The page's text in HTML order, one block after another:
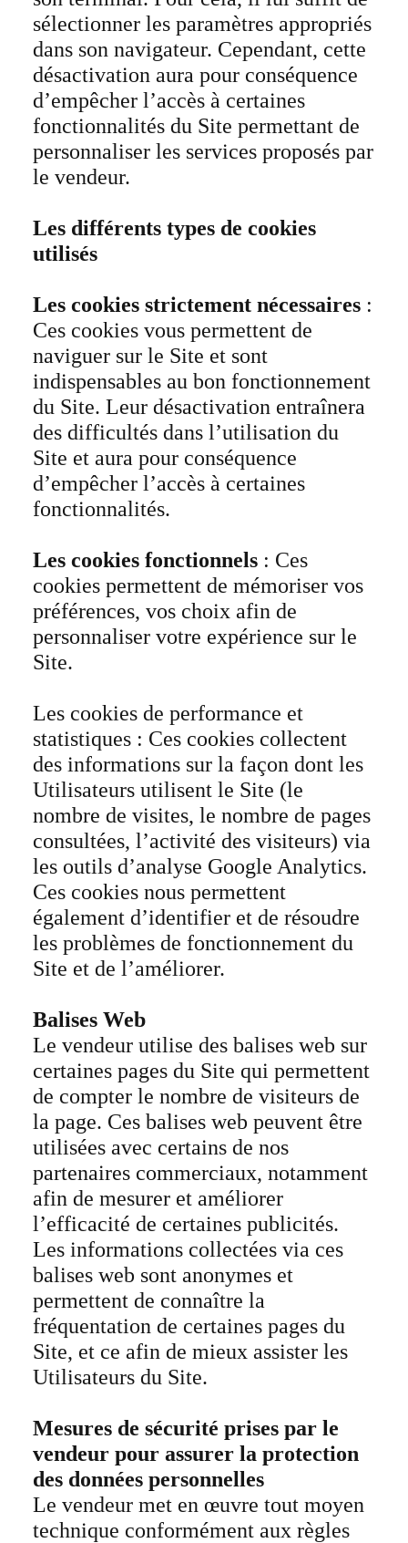
sélectionner les paramètres appropriés
dans son navigateur. Cependant, cette
désactivation aura pour conséquence
d’empêcher l’accès à certaines
fonctionnalités du Site permettant de
personnaliser les services proposés par
le vendeur.
Les différents types de cookies
utilisés
Les cookies strictement nécessaires :
Ces cookies vous permettent de
naviguer sur le Site et sont
indispensables au bon fonctionnement
du Site. Leur désactivation entraînera
des difficultés dans l’utilisation du
Site et aura pour conséquence
d’empêcher l’accès à certaines
fonctionnalités.
Les cookies fonctionnels : Ces
cookies permettent de mémoriser vos
préférences, vos choix afin de
personnaliser votre expérience sur le
Site.
Les cookies de performance et
statistiques : Ces cookies collectent
des informations sur la façon dont les
Utilisateurs utilisent le Site (le
nombre de visites, le nombre de pages
consultées, l’activité des visiteurs) via
les outils d’analyse Google Analytics.
Ces cookies nous permettent
également d’identifier et de résoudre
les problèmes de fonctionnement du
Site et de l’améliorer.
Balises Web
Le vendeur utilise des balises web sur
certaines pages du Site qui permettent
de compter le nombre de visiteurs de
la page. Ces balises web peuvent être
utilisées avec certains de nos
partenaires commerciaux, notamment
afin de mesurer et améliorer
l’efficacité de certaines publicités.
Les informations collectées via ces
balises web sont anonymes et
permettent de connaître la
fréquentation de certaines pages du
Site, et ce afin de mieux assister les
Utilisateurs du Site.
Mesures de sécurité prises par le
vendeur pour assurer la protection
des données personnelles
Le vendeur met en œuvre tout moyen
technique conformément aux règles